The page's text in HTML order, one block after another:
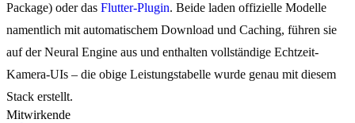
Package) oder das Flutter-Plugin. Beide laden offizielle Modelle
namentlich mit automatischem Download und Caching, führen sie
auf der Neural Engine aus und enthalten vollständige Echtzeit-
Kamera-UIs – die obige Leistungstabelle wurde genau mit diesem
Stack erstellt.
Mitwirkende